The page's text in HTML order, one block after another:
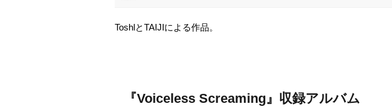
ToshlとTAIJIによる作品。
『Voiceless Screaming』収録アルバム